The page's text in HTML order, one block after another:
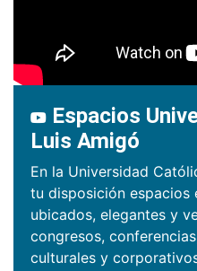
Espacios
Luis Amigó
En la Universidad
tu disposición espacios
ubicados, elegantes y
congresos,
culturales y